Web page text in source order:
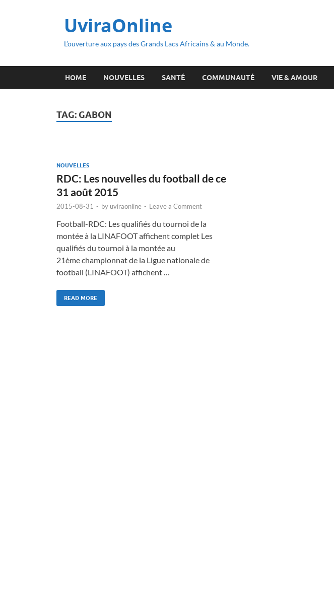
UviraOnline
L’ouverture aux pays des Grands Lacs Africains & au Monde.
HOME NOUVELLES SANTÉ COMMUNAUTÉ VIE & AMOUR
TAG: GABON
NOUVELLES
RDC: Les nouvelles du football de ce
31 août 2015
2015-08-31 - byuviraonline - Leave a Comment
Football-RDC: Les qualifiés du tournoi de la
montée à la LINAFOOT affichent complet Les
qualifiés du tournoi à la montée au
21ème championnat de la Ligue nationale de
football (LINAFOOT) affichent …
READ MORE